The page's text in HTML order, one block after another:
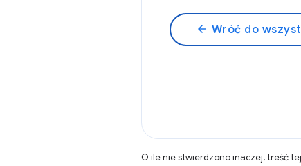
arrow_back Wróć do
O ile nie stwierdzono inaczej, treść